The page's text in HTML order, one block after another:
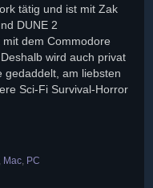
tätig und ist mit Zak
DUNE 2
dem Commodore
wird auch privat
gedaddelt, am liebsten
Sci-Fi Survival-Horror
Mac, PC